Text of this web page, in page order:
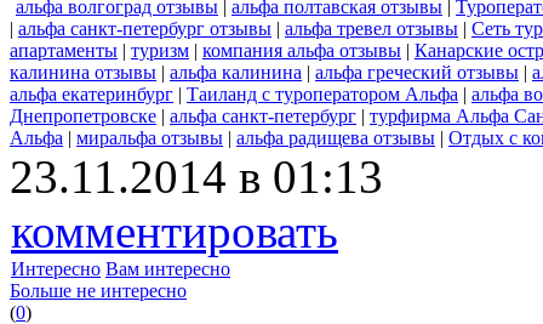
альфа волгоград отзывы альфа полтавская отзывы
| альфа санкт-петербург отзывы | альфа тревел отзывы | Сеть
апартаменты | туризм | компания альфа отзывы | Канарские
калинина отзывы | альфа калинина | альфа греческий отзывы |
альфа екатеринбург | Таиланд с туроператором Альфа | альфа
Днепропетровске | альфа санкт-петербург | турфирма Альфа
Альфа | миральфа отзывы | альфа радищева отзывы | Отдых с
23.11.2014 в 01:13
комментировать
Интересно Вам интересно
Больше не интересно
(0)